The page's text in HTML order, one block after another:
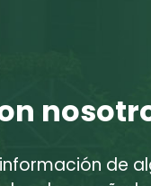
de